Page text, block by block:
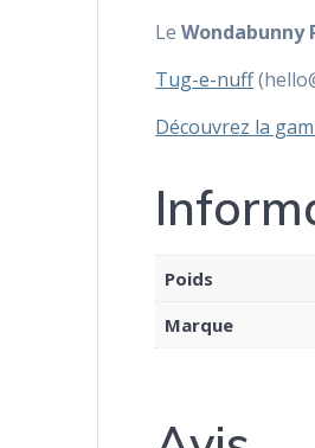
LeWondabunny
Tug-e-nuff
Découvrez la
Poids
Marque